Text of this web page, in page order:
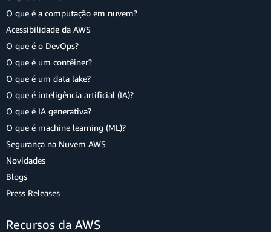
O que é a computação em nuvem?
Acessibilidade da AWS
O que é o DevOps?
O que é um contêiner?
O que é um data lake?
O que é inteligência artificial (IA)?
O que é IA generativa?
O que é machine learning (ML)?
Segurança na Nuvem AWS
Novidades
Blogs
Press Releases
Recursos da AWS